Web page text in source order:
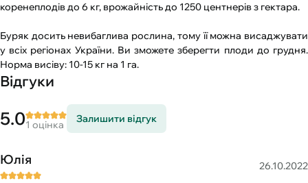
коренеплодів до 6 кг, врожайність до 1250 центнерів з гектара.
Буряк досить невибаглива рослина, тому її можна висаджувати
у всіх регіонах України. Ви зможете зберегти плоди до грудня.
Норма висіву: 10-15 кг на 1 га.
Відгуки
5.01 оцінка
Залишити відгук
Юлія 26.10.2022